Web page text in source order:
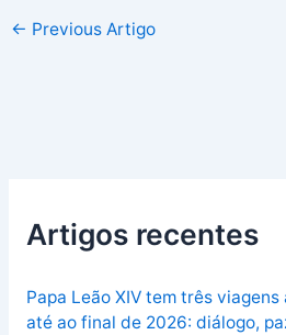
← Previous Artigo
Artigos recentes
Papa Leão XIV tem três
até ao final de 2026: diálogo,